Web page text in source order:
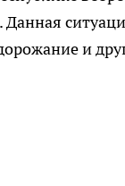
Данная
и